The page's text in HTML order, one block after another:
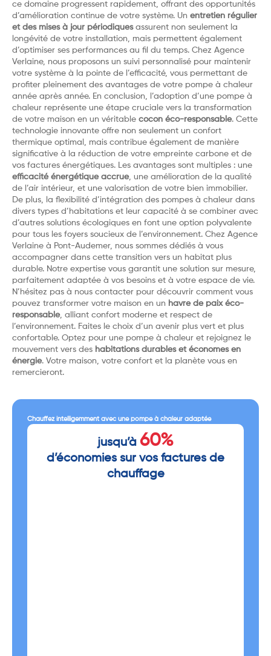
ce domaine progressent rapidement, offrant des opportunités
d’amélioration continue de votre système. Un entretien régulier
et des mises à jour périodiquesassurent non seulement la
longévité de votre installation, mais permettent également
d’optimiser ses performances au fil du temps. Chez Agence
Verlaine, nous proposons un suivi personnalisé pour maintenir
votre système à la pointe de l’efficacité, vous permettant de
profiter pleinement des avantages de votre pompe à chaleur
année après année. En conclusion, l’adoption d’une pompe à
chaleur représente une étape cruciale vers la transformation
de votre maison en un véritable cocon éco-responsable. Cette
technologie innovante offre non seulement un confort
thermique optimal, mais contribue également de manière
significative à la réduction de votre empreinte carbone et de
vos factures énergétiques. Les avantages sont multiples : une
efficacité énergétique accrue, une amélioration de la qualité
de l’air intérieur, et une valorisation de votre bien immobilier.
De plus, la flexibilité d’intégration des pompes à chaleur dans
divers types d’habitations et leur capacité à se combiner avec
d’autres solutions écologiques en font une option polyvalente
pour tous les foyers soucieux de l’environnement. Chez Agence
Verlaine à Pont-Audemer, nous sommes dédiés à vous
accompagner dans cette transition vers un habitat plus
durable. Notre expertise vous garantit une solution sur mesure,
parfaitement adaptée à vos besoins et à votre espace de vie.
N’hésitez pas à nous contacter pour découvrir comment vous
pouvez transformer votre maison en un havre de paix éco-
responsable, alliant confort moderne et respect de
l’environnement. Faites le choix d’un avenir plus vert et plus
confortable. Optez pour une pompe à chaleur et rejoignez le
mouvement vers des habitations durables et économes en
énergie. Votre maison, votre confort et la planète vous en
remercieront.
Chauffez intelligemment avec une pompe à chaleur adaptée
jusqu’à 60%
d’économies sur vos factures de
chauffage